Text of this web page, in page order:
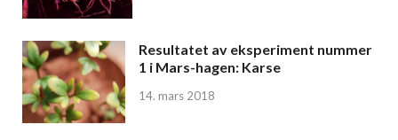
Resultatet av eksperiment nummer
1 i Mars-hagen: Karse
14. mars 2018